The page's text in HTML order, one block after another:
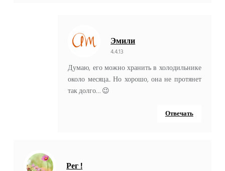
Эмили
4.4.13
Думаю, его можно хранить в холодильнике
около месяца.. Но хорошо, она не протянет
так долго… 😉
Отвечать
Рег !